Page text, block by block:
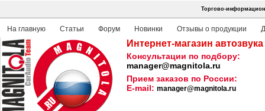
Торгово-
На главную Статьи Форум Новинки Отзывы о продукции
Интернет-магазин
Консультации по подбору:
manager@magnitola.ru
Прием заказов по России:
E-mail: manager@magnitola.ru